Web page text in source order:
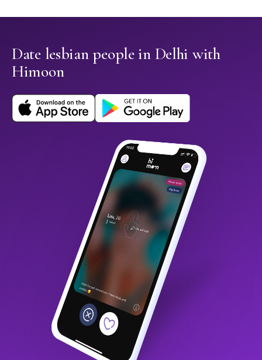
Date lesbian people in Delhi with
Himoon